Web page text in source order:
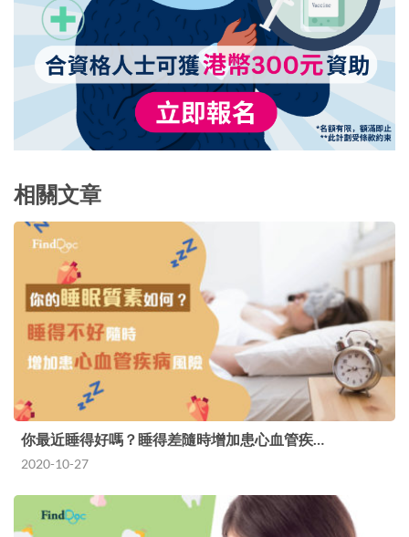
相關文章
你最近睡得好嗎？睡得差隨時增加患心血管疾…
2020-10-27